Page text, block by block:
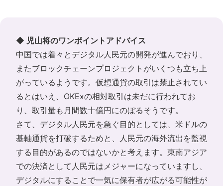
◆ 児山将のワンポイントアドバイス
中国では着々とデジタル人民元の開発が進んでおり、
またブロックチェーンプロジェクトがいくつも立ち上
がっているようです。仮想通貨の取引は禁止されてい
るとはいえ、OKExの相対取引は未だに行われてお
り、取引量も月間数十億円にのぼるそうです。
さて、デジタル人民元を急ぐ目的としては、米ドルの
基軸通貨を打破するためと、人民元の海外流出を監視
する目的があるのではないかと考えます。東南アジア
での決済として人民元はメジャーになっていますし、
デジタルにすることで一気に保有者が広がる可能性が